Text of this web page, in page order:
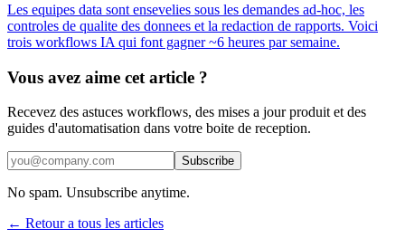
Les equipes data sont ensevelies sous les demandes ad-hoc, les
controles de qualite des donnees et la redaction de rapports. Voici
trois workflows IA qui font gagner ~6 heures par semaine.
Vous avez aime cet article ?
Recevez des astuces workflows, des mises a jour produit et des
guides d'automatisation dans votre boite de reception.
Subscribe
No spam. Unsubscribe anytime.
← Retour a tous les articles